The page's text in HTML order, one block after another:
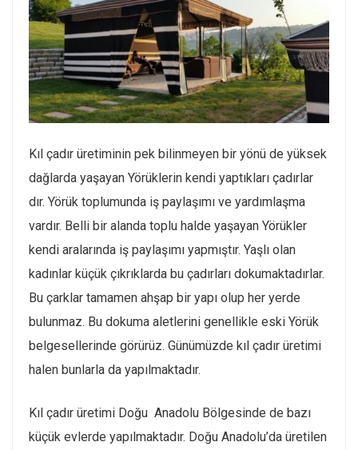
Kıl çadır üretiminin pek bilinmeyen bir yönü de yüksek
dağlarda yaşayan Yörüklerin kendi yaptıkları çadırlar
dır. Yörük toplumunda iş paylaşımı ve yardımlaşma
vardır. Belli bir alanda toplu halde yaşayan Yörükler
kendi aralarında iş paylaşımı yapmıştır. Yaşlı olan
kadınlar küçük çıkrıklarda bu çadırları dokumaktadırlar.
Bu çarklar tamamen ahşap bir yapı olup her yerde
bulunmaz. Bu dokuma aletlerini genellikle eski Yörük
belgesellerinde görürüz. Günümüzde kıl çadır üretimi
halen bunlarla da yapılmaktadır.
Kıl çadır üretimi Doğu Anadolu Bölgesinde de bazı
küçük evlerde yapılmaktadır. Doğu Anadolu’da üretilen